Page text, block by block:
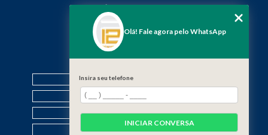
(19) 99968-7979
contato@f12engenharia.com.br
MENU
HOME
QUEM SOMOS
SERVIÇOS
CONTATO
Olá! Fale agora pelo WhatsApp
Insira seu telefone
INICIAR CONVERSA